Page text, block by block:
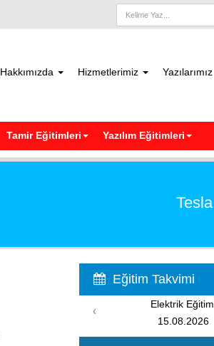
Hakkımızda Hizmetlerimiz Yazılarımız
Tamir Eğitimleri Yazılım Eğitimleri
Eğitim Takvimi
Elektrik Eğitimi
15.08.2026
‹